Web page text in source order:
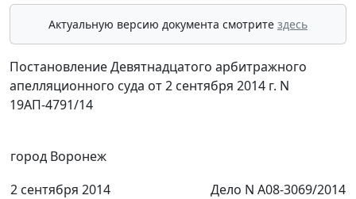
Актуальную версию документа смотрите здесь
Постановление Девятнадцатого арбитражного
апелляционного суда от 2 сентября 2014 г. N
19АП-4791/14
город Воронеж
2 сентября 2014
Дело N А08-3069/2014